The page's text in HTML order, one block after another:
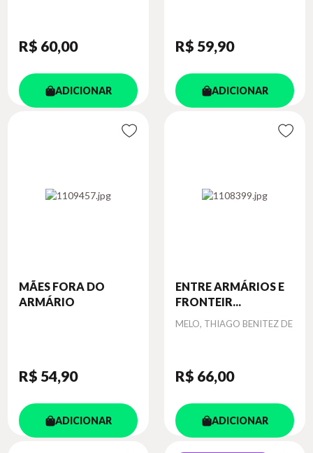
R$ 60,00
ADICIONAR
R$ 59,90
ADICIONAR
MÃES FORA DO
ARMÁRIO
R$ 54,90
ADICIONAR
ENTRE ARMÁRIOS E
FRONTEIR...
Autor
MELO, THIAGO BENITEZ DE
R$ 66,00
ADICIONAR